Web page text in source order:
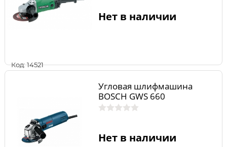
Код: 14521
Нет в наличии
Угловая шлифмашина
BOSCH GWS 660
Нет в наличии